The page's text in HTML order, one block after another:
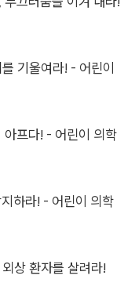
기울여라! - 어린이
프다! - 어린이 의학
하라! - 어린이 의학
상 환자를 살려라!